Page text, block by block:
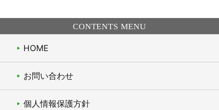
CONTENTS MENU
HOME
お問い合わせ
個人情報保護方針